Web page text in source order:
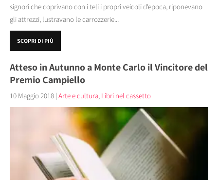
signori che coprivano con i teli i propri veicoli d'epoca, riponevano
gli attrezzi, lustravano le carrozzerie...
SCOPRI DI PIÙ
Atteso in Autunno a Monte Carlo il Vincitore del
Premio Campiello
10 Maggio 2018 | Arte e cultura, Libri nel cassetto